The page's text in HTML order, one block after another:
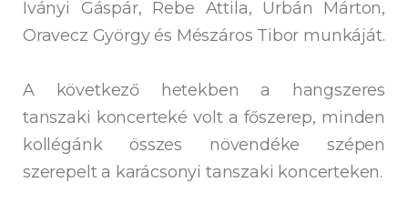
Iványi Gáspár, Rebe Attila, Urbán Márton,
Oravecz György és Mészáros Tibor munkáját.
A következő hetekben a hangszeres
tanszaki koncerteké volt a főszerep, minden
kollégánk összes növendéke szépen
szerepelt a karácsonyi tanszaki koncerteken.